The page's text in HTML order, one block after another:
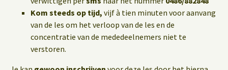
Kom steeds op tijd, vijf à tien minuten voor aanvang
van de les om het verloop van de les en de
concentratie van de mededeelnemers niet te
verstoren.